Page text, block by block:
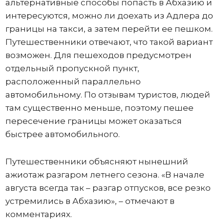
альтернативные способы попасть в Абхазию и
интересуются, можно ли доехать из Адлера до
границы на такси, а затем перейти ее пешком.
Путешественники отвечают, что такой вариант
возможен. Для пешеходов предусмотрен
отдельный пропускной пункт,
расположенный параллельно
автомобильному. По отзывам туристов, людей
там существенно меньше, поэтому пешее
пересечение границы может оказаться
быстрее автомобильного.
Путешественники объясняют нынешний
ажиотаж разгаром летнего сезона. «В начале
августа всегда так – разгар отпусков, все резко
устремились в Абхазию», – отмечают в
комментариях.